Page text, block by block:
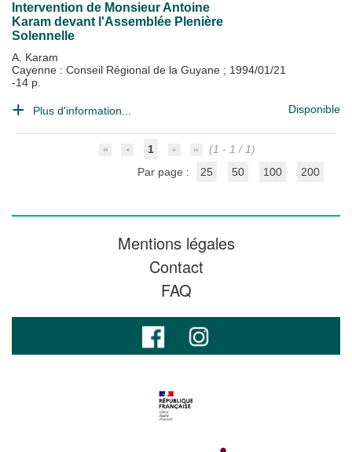
Intervention de Monsieur Antoine
Karam devant l'Assemblée Plenière
Solennelle
A. Karam
Cayenne : Conseil Régional de la Guyane ; 1994/01/21
-14 p.
Plus d'information... Disponible
1
(1 - 1 / 1)
Par page :
25 50 100 200
Mentions légales
Contact
FAQ